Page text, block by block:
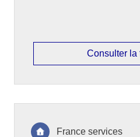
Consulter la
France services